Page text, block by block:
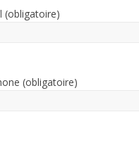
(obligatoire)
(obligatoire)